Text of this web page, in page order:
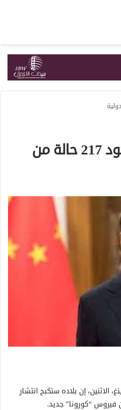
الصين تؤكدت وجود 217 حالة من
إن بلاده ستكبح انتشار
فيروس “كورونا” جديد.